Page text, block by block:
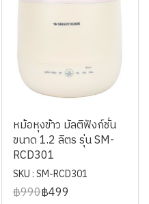
หม้อหุงข้าว มัลติฟังก์ชั่น
ขนาด 1.2 ลิตร รุ่น SM-
RCD301
SKU : SM-RCD301
฿990฿499